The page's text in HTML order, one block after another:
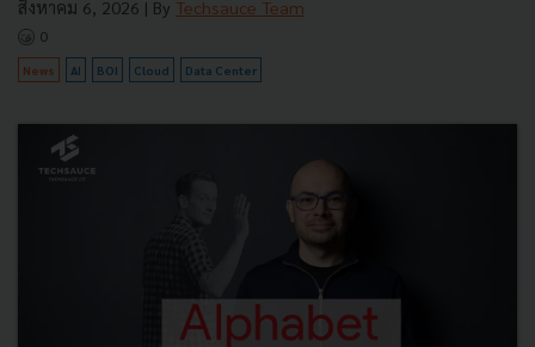
สิงหาคม 6, 2026 | By Techsauce Team
0
News AI BOI Cloud Data Center